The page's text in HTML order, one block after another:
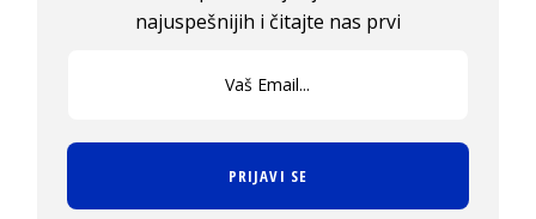
najuspešnijih i čitajte nas prvi
PRIJAVI SE